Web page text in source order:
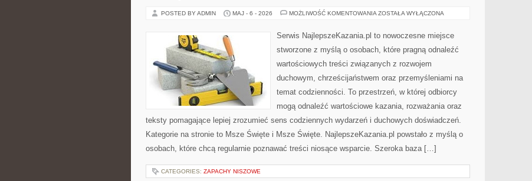
POSTED BY ADMIN MAJ - 6 - 2026 MOŻLIWOŚĆ KOMENTOWANIA ŚWIĘTA
ZOSTAŁA WYŁĄCZONA
Serwis NajlepszeKazania.pl to nowoczesne miejsce
stworzone z myślą o osobach, które pragną odnaleźć
wartościowych treści związanych z rozwojem
duchowym, chrześcijaństwem oraz przemyśleniami na
temat codzienności. To przestrzeń, w której odbiorcy
mogą odnaleźć wartościowe kazania, rozważania oraz
teksty pomagające lepiej zrozumieć sens codziennych wydarzeń i duchowych doświadczeń.
Kategorie na stronie to Msze Święte i Msze Święte. NajlepszeKazania.pl powstało z myślą o
osobach, które chcą regularnie poznawać treści niosące wsparcie. Szeroka baza […]
CATEGORIES: ZAPACHY NISZOWE